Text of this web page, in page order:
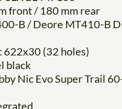
front / 180 mm rear
B / Deore MT410-B
622x30 (32 holes)
black
Nic Evo Super Trail